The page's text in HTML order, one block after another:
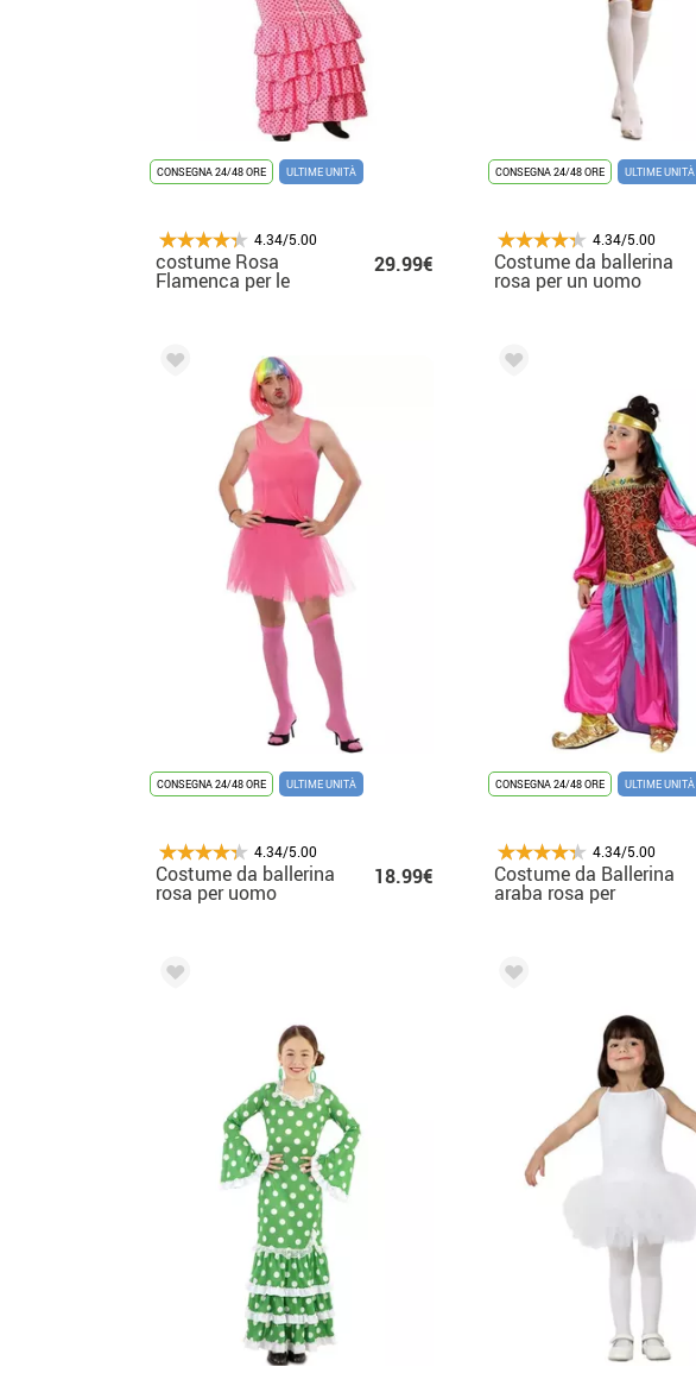
CONSEGNA 24/48 ORE ULTIME UNITÀ
4.34/5.00
costume Rosa
Flamenca per le
29.99€
CONSEGNA 24/48 ORE ULTIME UNITÀ
4.34/5.00
Costume da ballerina
rosa per un uomo
CONSEGNA 24/48 ORE ULTIME UNITÀ
4.34/5.00
Costume da ballerina
rosa per uomo
18.99€
CONSEGNA 24/48 ORE ULTIME UNITÀ
4.34/5.00
Costume da Ballerina
araba rosa per